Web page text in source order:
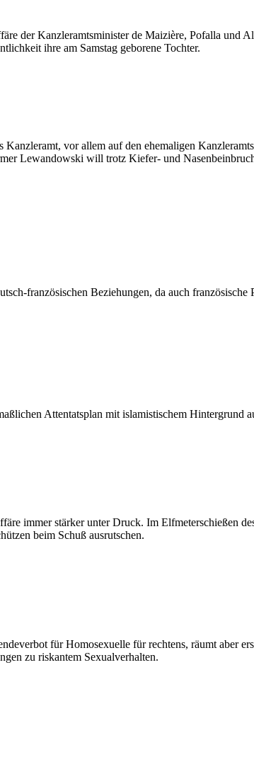
der Kanzleramtsminister de Maizière, Pofalla und
ihre am Samstag geborene Tochter.
vor allem auf den ehemaligen
Lewandowski will trotz Kiefer- und
französischen Beziehungen, da auch
Attentatsplan mit islamistischem Hintergrund
immer stärker unter Druck. Im Elfmeterschießen
beim Schuß ausrutschen.
für Homosexuelle für rechtens, räumt aber
zu riskantem Sexualverhalten.